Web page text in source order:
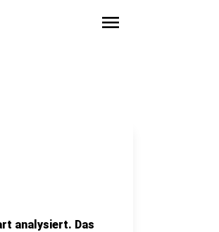
menu
analysiert. Das